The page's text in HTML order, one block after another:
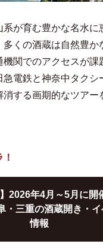
系が育む豊かな名水に
多くの酒蔵は自然豊か
関でのアクセスが課
急電鉄と神奈中タクシ
する画期的なツアー
】2026年4月～5月に開
・三重の酒蔵開き・イ
情報